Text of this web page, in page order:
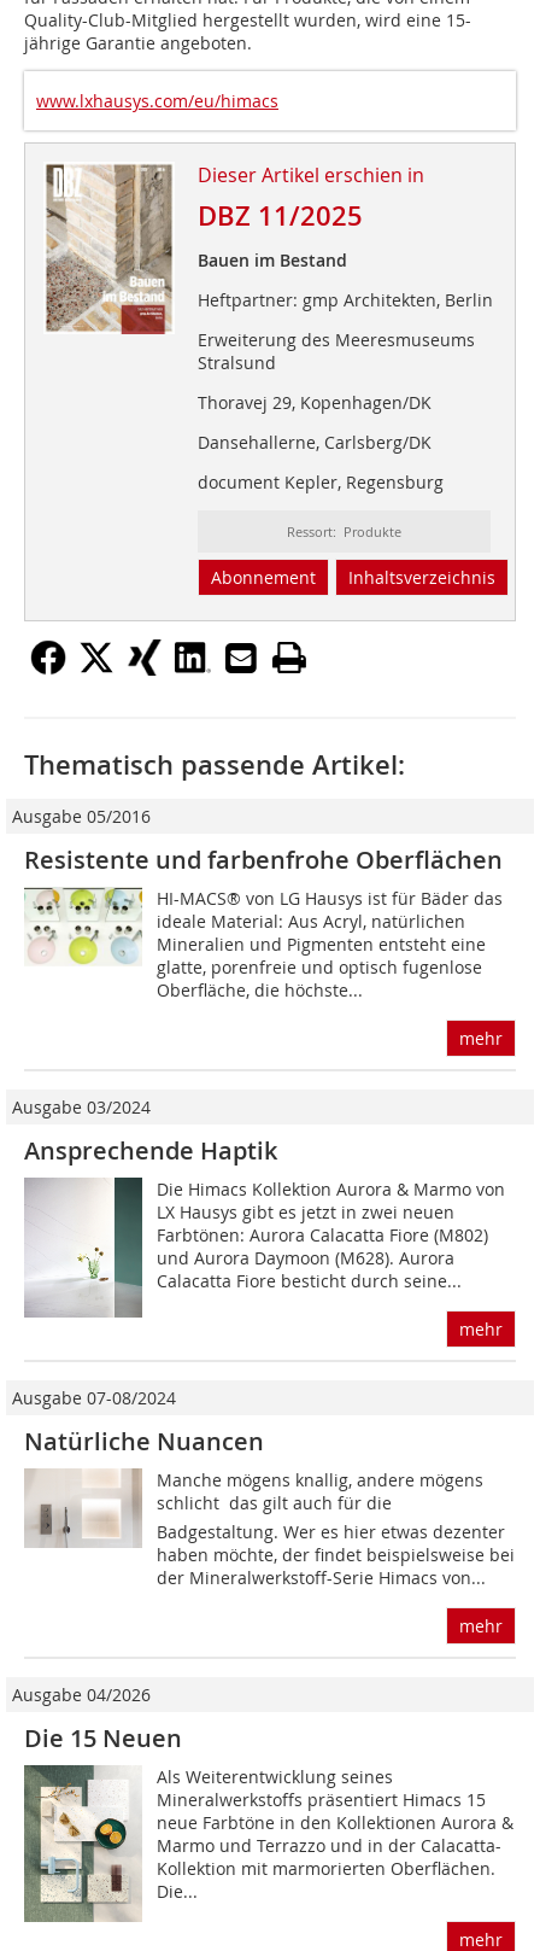
Quality-Club-Mitglied hergestellt wurden, wird eine 15-
jährige Garantie angeboten.
www.lxhausys.com/eu/himacs
Dieser Artikel erschien in
DBZ 11/2025
Bauen im Bestand
Heftpartner: gmp Architekten, Berlin
Erweiterung des Meeresmuseums
Stralsund
Thoravej 29, Kopenhagen/DK
Dansehallerne, Carlsberg/DK
document Kepler, Regensburg
Ressort: Produkte
Abonnement Inhaltsverzeichnis
Thematisch passende Artikel:
Ausgabe 05/2016
Resistente und farbenfrohe Oberflächen
HI-MACS® von LG Hausys ist für Bäder das
ideale Material: Aus Acryl, natürlichen
Mineralien und Pigmenten entsteht eine
glatte, porenfreie und optisch fugenlose
Oberfläche, die höchste...
mehr
Ausgabe 03/2024
Ansprechende Haptik
Die Himacs Kollektion Aurora & Marmo von
LX Hausys gibt es jetzt in zwei neuen
Farbtönen: Aurora Calacatta Fiore (M802)
und Aurora Daymoon (M628). Aurora
Calacatta Fiore besticht durch seine...
mehr
Ausgabe 07-08/2024
Natürliche Nuancen
Manche mögens knallig, andere mögens
schlicht  das gilt auch für die
Badgestaltung. Wer es hier etwas dezenter
haben möchte, der findet beispielsweise bei
der Mineralwerkstoff-Serie Himacs von...
mehr
Ausgabe 04/2026
Die 15 Neuen
Als Weiterentwicklung seines
Mineralwerkstoffs präsentiert Himacs 15
neue Farbtöne in den Kollektionen Aurora &
Marmo und Terrazzo und in der Calacatta-
Kollektion mit marmorierten Oberflächen.
Die...
mehr